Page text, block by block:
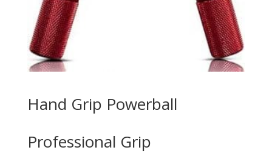
Hand Grip Powerball
Professional Grip